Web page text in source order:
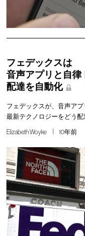
フェデックスは
音声アプリと自律
配達を自動化
フェデックスが、音声ア
最新テクノロジーをどう
Elizabeth Woyke 10年前